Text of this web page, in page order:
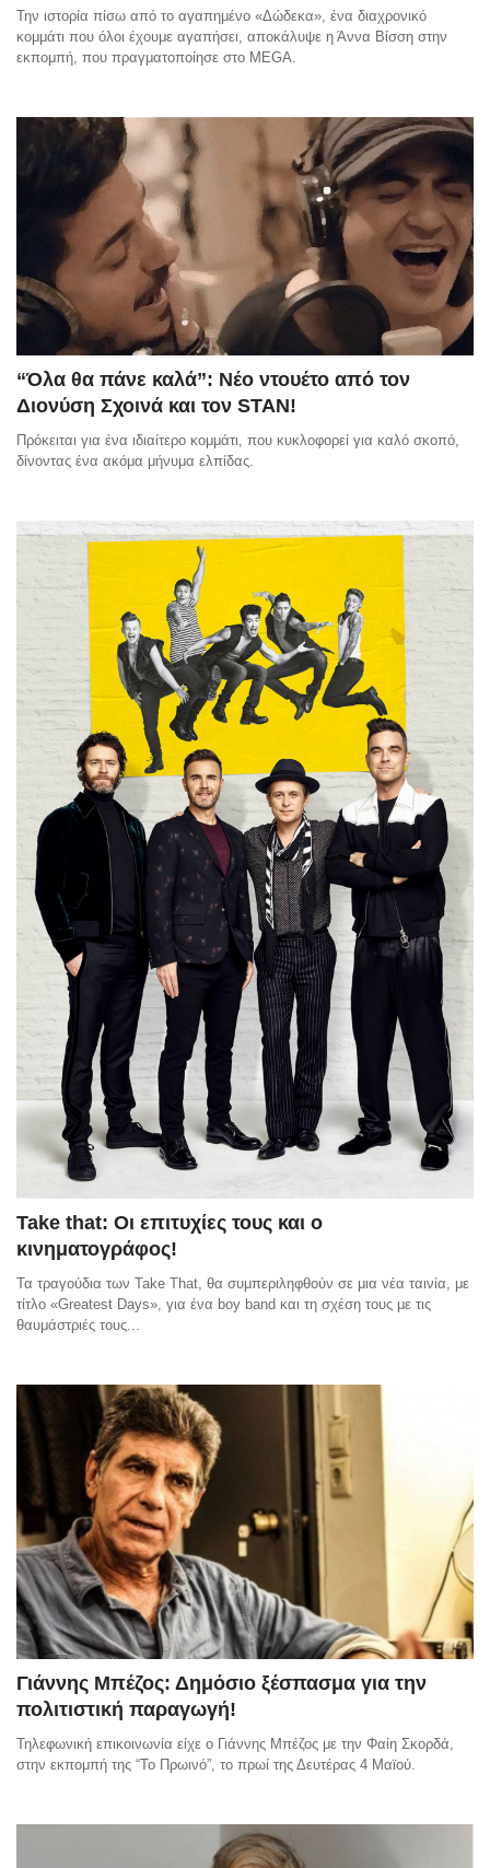
Την ιστορία πίσω από το αγαπημένο «Δώδεκα», ένα διαχρονικό
κομμάτι που όλοι έχουμε αγαπήσει, αποκάλυψε η Άννα Βίσση στην
εκπομπή, που πραγματοποίησε στο MEGA.
“Όλα θα πάνε καλά”: Νέο ντουέτο από τον
Διονύση Σχοινά και τον STAN!
Πρόκειται για ένα ιδιαίτερο κομμάτι, που κυκλοφορεί για καλό σκοπό,
δίνοντας ένα ακόμα μήνυμα ελπίδας.
Take that: Οι επιτυχίες τους και ο
κινηματογράφος!
Τα τραγούδια των Take That, θα συμπεριληφθούν σε μια νέα ταινία, με
τίτλο «Greatest Days», για ένα boy band και τη σχέση τους με τις
θαυμάστριές τους...
Γιάννης Μπέζος: Δημόσιο ξέσπασμα για την
πολιτιστική παραγωγή!
Τηλεφωνική επικοινωνία είχε ο Γιάννης Μπέζος με την Φαίη Σκορδά,
στην εκπομπή της “Το Πρωινό”, το πρωί της Δευτέρας 4 Μαϊού.